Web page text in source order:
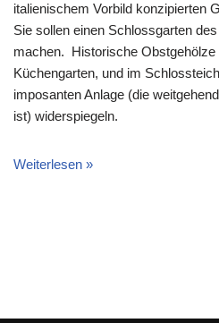
italienischem Vorbild konzipierten
Sie sollen einen Schlossgarten
machen. Historische Obstgehölze
Küchengarten, und im
imposanten Anlage (die
ist) widerspiegeln.
Weiterlesen »